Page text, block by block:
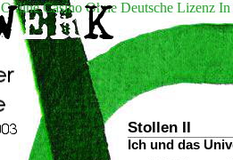
Online Casino Ohne Deutsche Lizenz In
Stollen II
Ich und das